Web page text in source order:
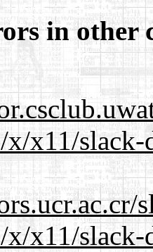
in other
x/x11/
x/x11/